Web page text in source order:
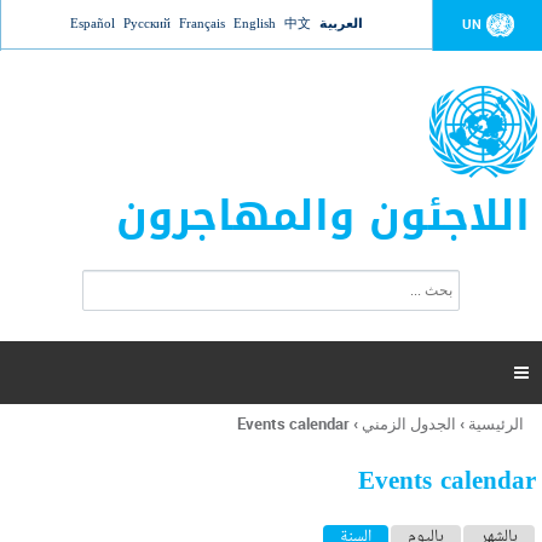
Jump to navigation UN العربية 中文
English
Français
Русский
Español
اللاجئون والمهاجرون
ت
ر
ل
ح
ب

أنت
هنا
الرئيسية › الجدول الزمني ›
Events calendar
Events calendar